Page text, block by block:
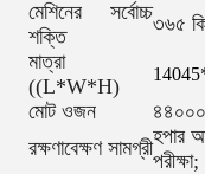
মেশিনের সর্বোচ্চ
শক্তি
৩৬৫
মাত্রা
((L*W*H)
মোট ওজন
রক্ষণাবেক্ষণ সামগ্রীহপার